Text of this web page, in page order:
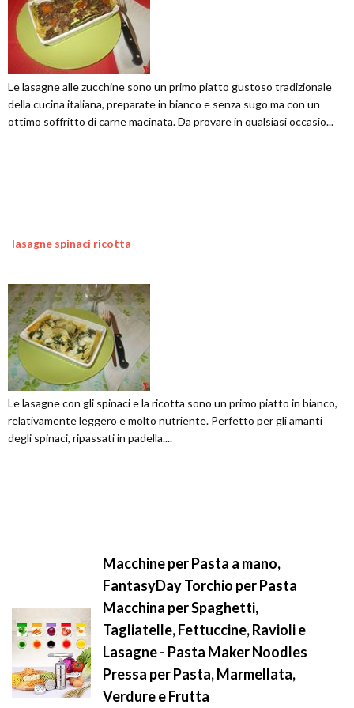
Le lasagne alle zucchine sono un primo piatto gustoso tradizionale
della cucina italiana, preparate in bianco e senza sugo ma con un
ottimo soffritto di carne macinata. Da provare in qualsiasi occasio...
lasagne spinaci ricotta
Le lasagne con gli spinaci e la ricotta sono un primo piatto in bianco,
relativamente leggero e molto nutriente. Perfetto per gli amanti
degli spinaci, ripassati in padella....
Macchine per Pasta a mano,
FantasyDay Torchio per Pasta
Macchina per Spaghetti,
Tagliatelle, Fettuccine, Ravioli e
Lasagne - Pasta Maker Noodles
Pressa per Pasta, Marmellata,
Verdure e Frutta